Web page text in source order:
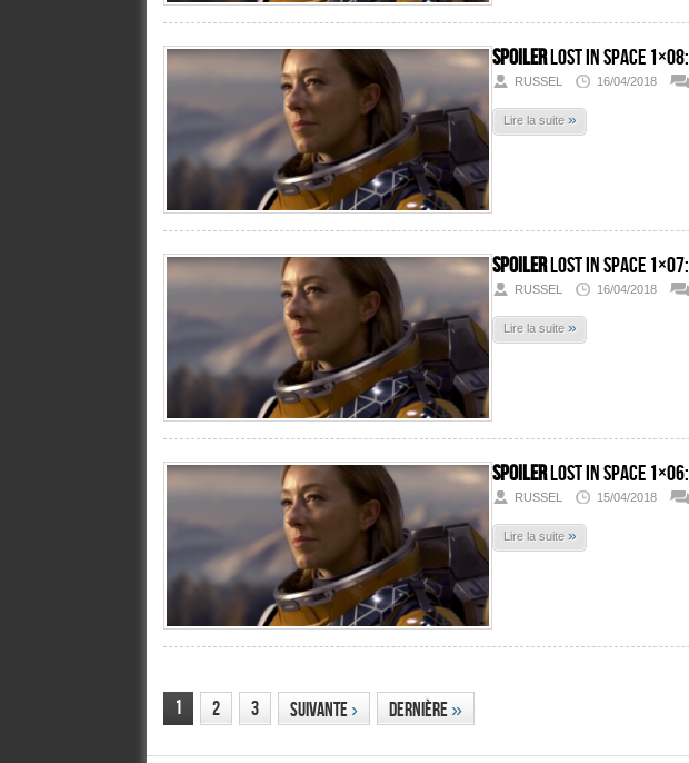
SPOILERLost In Space 1×08:
RUSSEL 16/04/2018
Lire la suite »
SPOILERLost In Space 1×07:
RUSSEL 16/04/2018
Lire la suite »
SPOILERLost In Space 1×06:
RUSSEL 15/04/2018
Lire la suite »
1 2 3 Suivante› Dernière»